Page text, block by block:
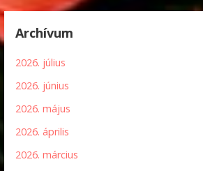
Archívum
2026. július
2026. június
2026. május
2026. április
2026. március